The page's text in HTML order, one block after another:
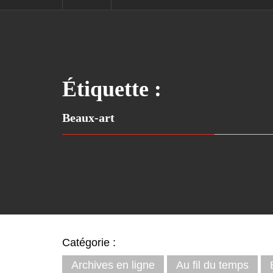
Étiquette :
Beaux-art
Catégorie :
Archives en ligne
Au fil du temps